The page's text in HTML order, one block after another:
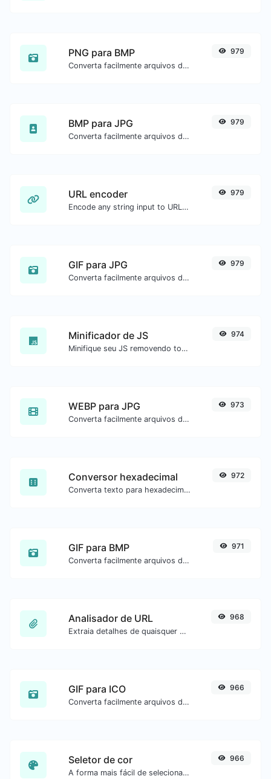
PNG para BMP
Converta facilmente arquivos de imagem PNG para BMP.
979
BMP para JPG
Converta facilmente arquivos de imagem BMP para JPG.
979
URL encoder
Encode any string input to URL format.
979
GIF para JPG
Converta facilmente arquivos de imagem GIF para JPG.
979
Minificador de JS
Minifique seu JS removendo todos os caracteres desnecessários.
974
WEBP para JPG
Converta facilmente arquivos de imagem WEBP para JPG.
973
Conversor hexadecimal
Converta texto para hexadecimal e o contrário para qualquer entrada de string.
972
GIF para BMP
Converta facilmente arquivos de imagem GIF para BMP.
971
Analisador de URL
Extraia detalhes de quaisquer URLs.
968
GIF para ICO
Converta facilmente arquivos de imagem GIF para ICO.
966
Seletor de cor
A forma mais fácil de selecionar uma cor na roda de cores e obter o resultado em qualquer formato.
966